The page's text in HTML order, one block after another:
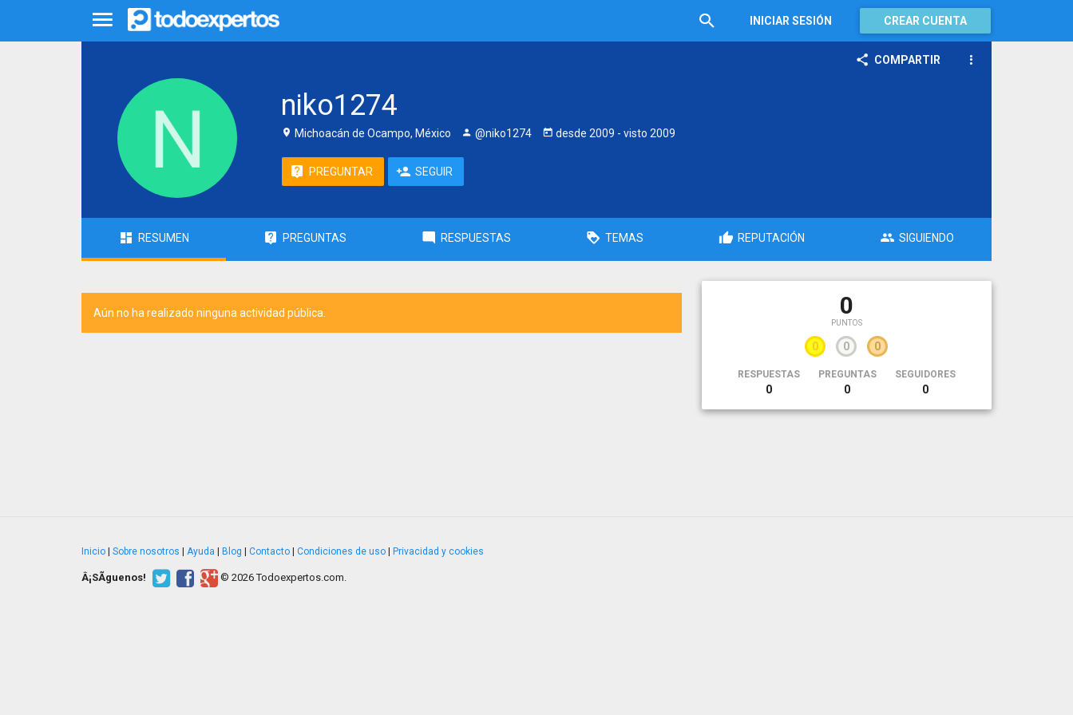
INICIAR SESIÓN CREAR CUENTA
COMPARTIR
niko1274
Michoacán de Ocampo, México @niko1274 desde 2009 - visto 2009
PREGUNTAR SEGUIR
RESUMEN PREGUNTAS RESPUESTAS TEMAS REPUTACIÓN SIGUIENDO
Aún no ha realizado ninguna actividad pública. 0
PUNTOS
0 0 0
RESPUESTAS
0
PREGUNTAS
0
SEGUIDORES
0
Inicio Sobre nosotros Ayuda Blog Contacto Condiciones de uso Privacidad y cookies
Â¡SÃ­guenos! © 2026 Todoexpertos.com.